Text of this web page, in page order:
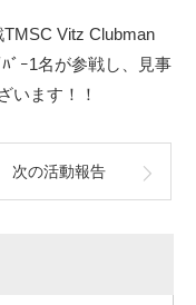
Vitz Clubman
ﾞｰ1名が参戦し、見事
います！！
次の活動報告